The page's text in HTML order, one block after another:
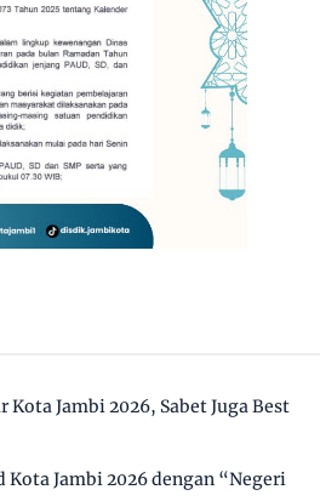
Kota Jambi 2026, Sabet Juga Best
Kota Jambi 2026 dengan “Negeri